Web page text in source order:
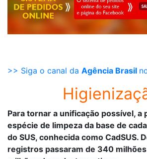
>> Siga o canal da Agência Brasil
Para tornar a unificação possível, a
espécie de limpeza da base de
do SUS, conhecida como CadSUS.
registros passaram de 340